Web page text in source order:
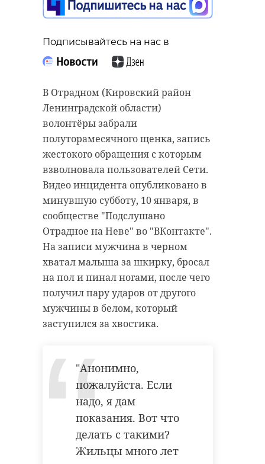
Подписывайтесь на нас в
В Отрадном (Кировский район
Ленинградской области)
волонтёры забрали
полуторамесячного щенка, запись
жестокого обращения с которым
взволновала пользователей Сети.
Видео инцидента опубликовано в
минувшую субботу, 10 января, в
сообществе "Подслушано
Отрадное на Неве" во "ВКонтакте".
На записи мужчина в черном
хватал малыша за шкирку, бросал
на пол и пинал ногами, после чего
получил пару ударов от другого
мужчины в белом, который
заступился за хвостика.
"Анонимно,
пожалуйста. Если
надо, я дам
показания. Вот что
делать с такими?
Жильцы много лет
На прошлой
неделе в
Ленобласти
очистили от снега
87% ...
28 декабря 2021, 08:49
Снежный
праздники
...
10 января 2022, 20:42